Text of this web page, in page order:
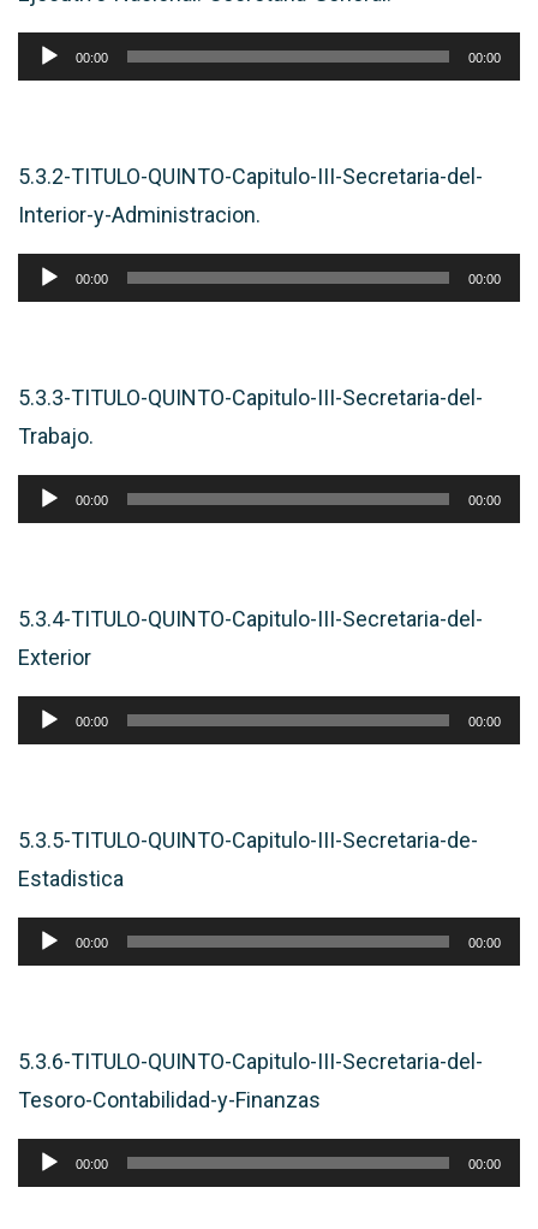
Reproductor
de
00:00 00:00
5.3.2-TITULO-QUINTO-Capitulo-III-Secretaria-del-
Interior-y-Administracion.
Reproductor
de
00:00 00:00
5.3.3-TITULO-QUINTO-Capitulo-III-Secretaria-del-
Trabajo.
Reproductor
de
00:00 00:00
5.3.4-TITULO-QUINTO-Capitulo-III-Secretaria-del-
Exterior
Reproductor
de
00:00 00:00
5.3.5-TITULO-QUINTO-Capitulo-III-Secretaria-de-
Estadistica
Reproductor
de
00:00 00:00
5.3.6-TITULO-QUINTO-Capitulo-III-Secretaria-del-
Tesoro-Contabilidad-y-Finanzas
Reproductor
de
00:00 00:00